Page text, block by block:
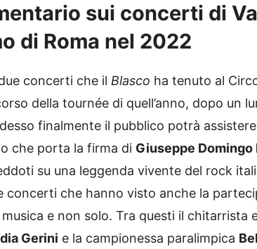
sui concerti di
di Roma nel 2022
concerti che il Blasco ha tenuto al
della tournée di quell’anno, dopo un
finalmente il pubblico potrà
che porta la firma di Giuseppe Domingo
su una leggenda vivente del rock
concerti che hanno visto anche la
e non solo. Tra questi il chitarrista
Gerini e la campionessa paralimpica